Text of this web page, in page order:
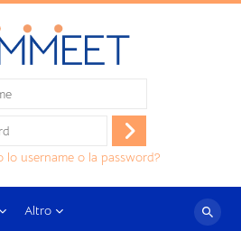
Login
lo username o la password?
Altro
Cerca